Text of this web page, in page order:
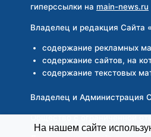
гиперссылки на main-news.ru
Владелец и редакция Сайта
содержание рекламных
содержание сайтов, на
содержание текстовых
Владелец и
Общество с ограниченной
На нашем сайте